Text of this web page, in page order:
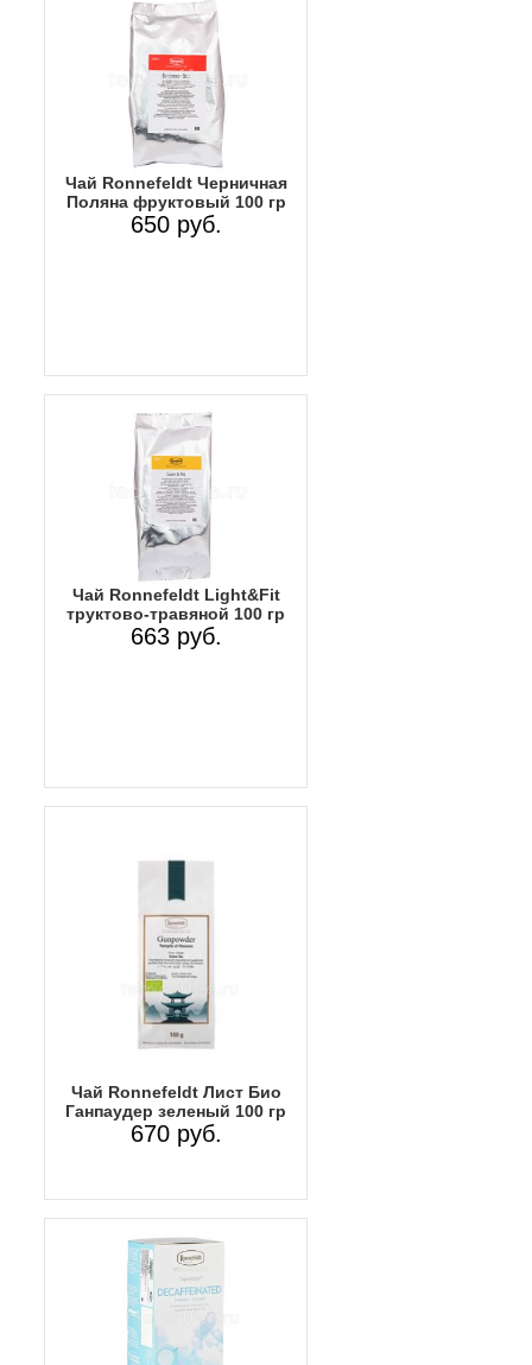
Чай Ronnefeldt Черничная
Поляна фруктовый 100 гр
650 руб.
Чай Ronnefeldt Light&Fit
труктово-травяной 100 гр
663 руб.
Чай Ronnefeldt Лист Био
Ганпаудер зеленый 100 гр
670 руб.